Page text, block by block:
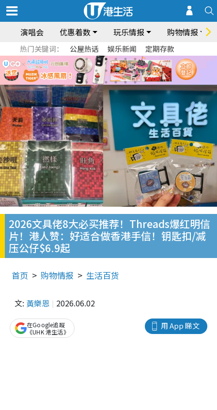
演唱会 优惠着数 玩乐情报 购物情报
热门关键词： 公屋热话 娱乐新闻 定期存款
2026文具佬8大必买推荐！Threads爆红明信
片！港人赞：好适合做香港手信！钥匙扣/减
压公仔$6.9起
首页 购物情报 生活百货
文: 黃樂恩 2026.06.02
用 App 睇文
在Google追蹤
《UHK 港生活》